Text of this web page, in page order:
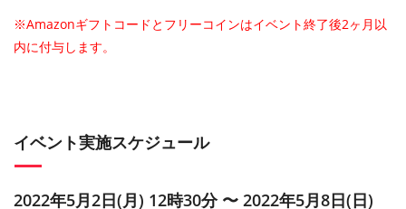
※Amazonギフトコードとフリーコインはイベント終了後2ヶ月以
内に付与します。
イベント実施スケジュール
2022年5月2日(月) 12時30分 〜 2022年5月8日(日)